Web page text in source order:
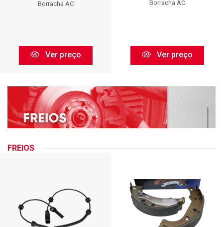
Borracha AC
Ver preço
Borracha AC
Ver preço
FREIOS